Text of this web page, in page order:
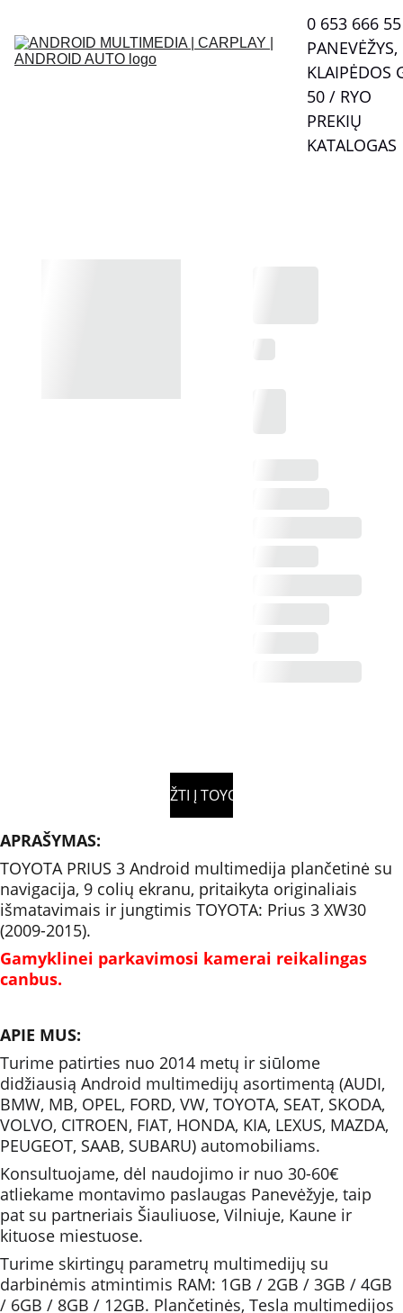
0 653 666 55
PANEVĖŽYS,
KLAIPĖDOS
50 / RYO
PREKIŲ
KATALOGAS
APRAŠYMAS:
TOYOTA PRIUS 3 Android multimedija plančetinė su
navigacija, 9 colių ekranu, pritaikyta originaliais
išmatavimais ir jungtimis TOYOTA: Prius 3 XW30
(2009-2015).
Gamyklinei parkavimosi kamerai reikalingas
canbus.
APIE MUS:
Turime patirties nuo 2014 metų ir siūlome
didžiausią Android multimedijų asortimentą (AUDI,
BMW, MB, OPEL, FORD, VW, TOYOTA, SEAT, SKODA,
VOLVO, CITROEN, FIAT, HONDA, KIA, LEXUS, MAZDA,
PEUGEOT, SAAB, SUBARU) automobiliams.
Konsultuojame, dėl naudojimo ir nuo 30-60€
atliekame montavimo paslaugas Panevėžyje, taip
pat su partneriais Šiauliuose, Vilniuje, Kaune ir
kituose miestuose.
Turime skirtingų parametrų multimedijų su
darbinėmis atmintimis RAM: 1GB / 2GB / 3GB / 4GB
/ 6GB / 8GB / 12GB. Plančetinės, Tesla multimedijos
GRĮŽTI Į TOYOTA